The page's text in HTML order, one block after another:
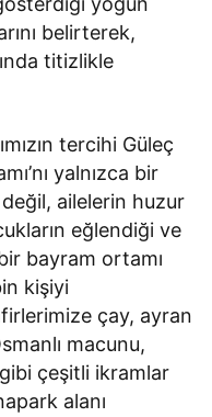
belirterek,
titizlikle
tercihi Güleç
yalnızca bir
ailelerin huzur
eğlendiği ve
bayram ortamı
kişiyi
çay, ayran
macunu,
gibi çeşitli ikramlar
alanı